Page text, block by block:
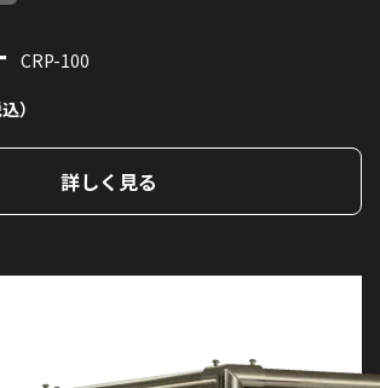
CRP-100
）
詳しく見る